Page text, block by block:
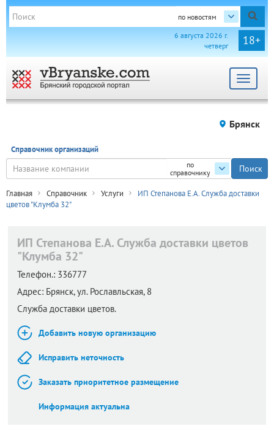
по новостям
18+
6 августа 2026 г.
четверг
Toggle
Брянск
Справочник организаций
по
справочнику
Главная Справочник Услуги
ИП Степанова Е.А. Служба доставки
цветов "Клумба 32"
ИП Степанова Е.А. Служба доставки цветов
"Клумба 32"
Телефон.: 336777
Адрес: Брянск,ул. Рославльская, 8
Служба доставки цветов.
Добавить новую организацию
Исправить неточность
Заказать приоритетное размещение
Информация актуальна